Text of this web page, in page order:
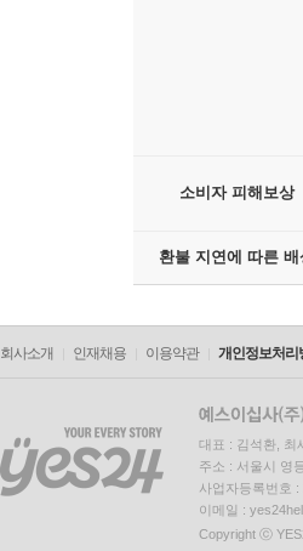
소비자 피해보상
환불 지연에 따른 배
회사소개 인재채용 이용약관 개인정보처리
대표 : 김석환, 최
주소 : 서울시 영
사업자등록번호
이메일 :
Copyright ⓒ